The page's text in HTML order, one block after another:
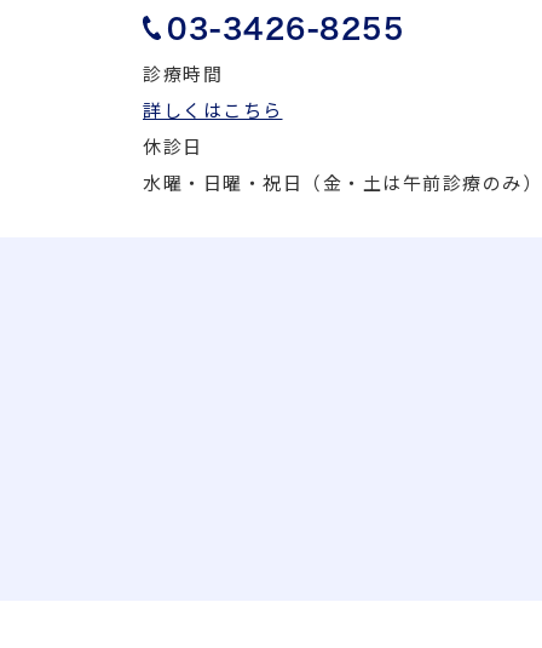
03-3426-8255
診療時間
詳しくはこちら
休診日
水曜・日曜・祝日（金・土は午前診療のみ）